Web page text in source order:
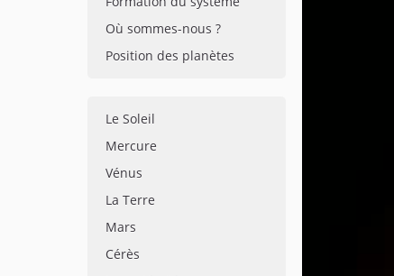
Où sommes-nous ?
Position des planètes
Le Soleil
Mercure
Vénus
La Terre
Mars
Cérès